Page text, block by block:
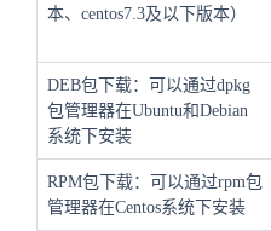
本、centos7.3及以下版本）
DEB包下载：可以通过dpkg
包管理器在Ubuntu和Debian
系统下安装
RPM包下载：可以通过rpm包
管理器在Centos系统下安装